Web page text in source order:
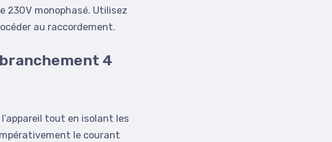
230V monophasé. Utilisez
au raccordement.
4
tout en isolant les
le courant